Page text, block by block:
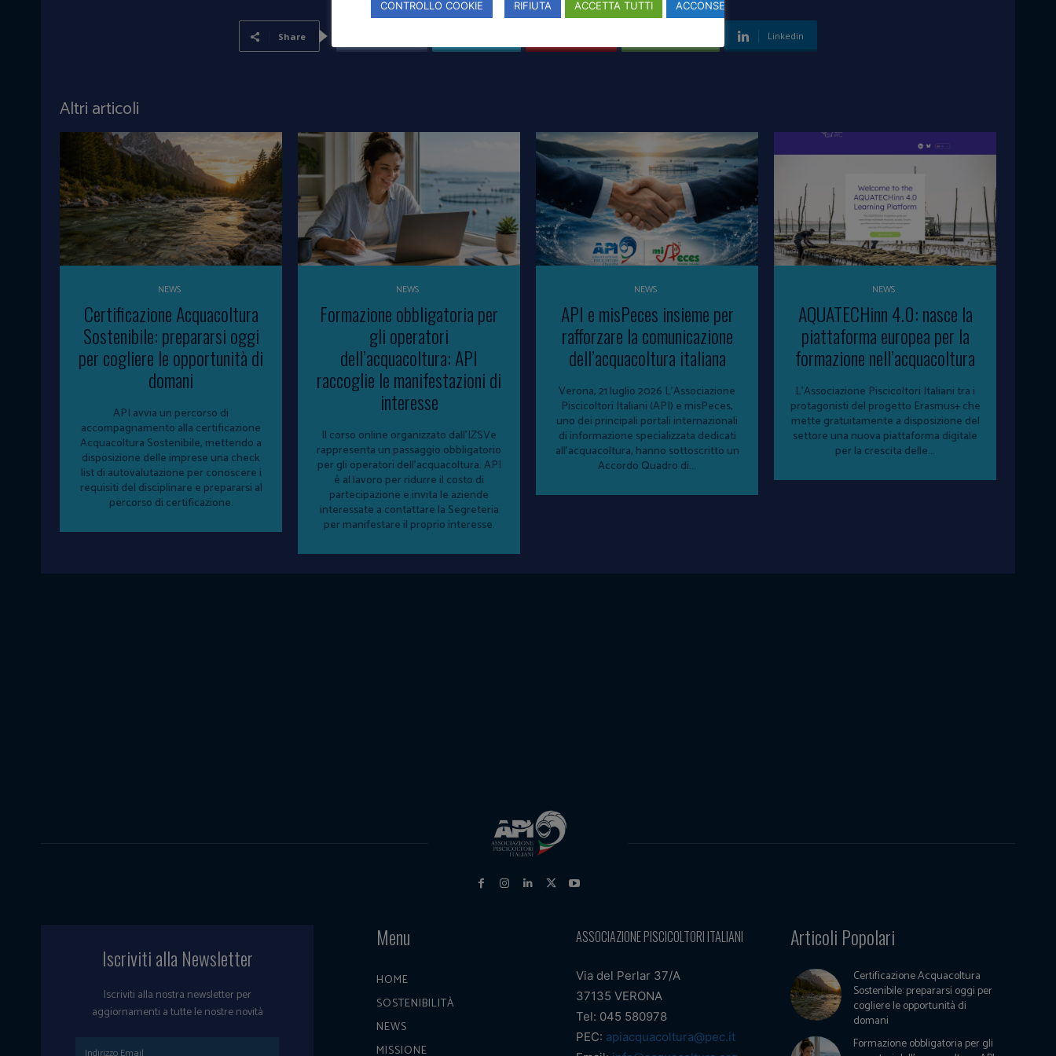
Share Linkedin
Altri articoli
NEWS
Certificazione Acquacoltura
Sostenibile: prepararsi oggi
per cogliere le opportunità di
domani
API avvia un percorso di
accompagnamento alla certificazione
Acquacoltura Sostenibile, mettendo a
disposizione delle imprese una check
list di autovalutazione per conoscere i
requisiti del disciplinare e prepararsi al
percorso di certificazione.
NEWS
Formazione obbligatoria per
gli operatori
dell’acquacoltura: API
raccoglie le manifestazioni di
interesse
Il corso online organizzato dall'IZSVe
rappresenta un passaggio obbligatorio
per gli operatori dell'acquacoltura. API
è al lavoro per ridurre il costo di
partecipazione e invita le aziende
interessate a contattare la Segreteria
per manifestare il proprio interesse.
NEWS
API e misPeces insieme per
rafforzare la comunicazione
dell’acquacoltura italiana
Verona, 21 luglio 2026 L'Associazione
Piscicoltori Italiani (API) e misPeces,
uno dei principali portali internazionali
di informazione specializzata dedicati
all'acquacoltura, hanno sottoscritto un
Accordo Quadro di...
NEWS
AQUATECHinn 4.0: nasce la
piattaforma europea per la
formazione nell’acquacoltura
L'Associazione Piscicoltori Italiani tra i
protagonisti del progetto Erasmus+ che
mette gratuitamente a disposizione del
settore una nuova piattaforma digitale
per la crescita delle...
Iscriviti alla Newsletter
Iscriviti alla nostra newsletter per
aggiornamenti a tutte le nostre novità
Menu
HOME
SOSTENIBILITÀ
NEWS
MISSIONE
ASSOCIAZIONE PISCICOLTORI ITALIANI
Via del Perlar 37/A
37135 VERONA
Tel: 045 580978
PEC: apiacquacoltura@pec.it
Articoli Popolari
Certificazione Acquacoltura
Sostenibile: prepararsi oggi per
cogliere le opportunità di
domani
Formazione obbligatoria per gli
CONTROLLO COOKIE RIFIUTA ACCETTA TUTTI ACCONSENTO